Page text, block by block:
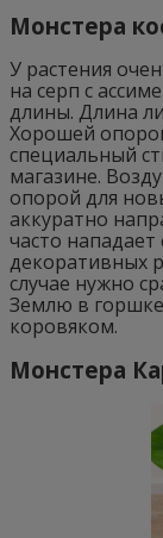
Монстера
У растения
на серп с
длины. Длина
Хорошей
специальный
магазине.
опорой для
аккуратно
часто
декоративных
случае нужно
Землю в
коровяком.
Монстера